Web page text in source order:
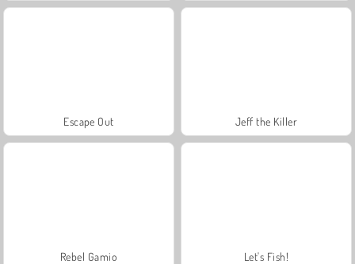
Escape Out Jeff the Killer
Rebel Gamio Let's Fish!